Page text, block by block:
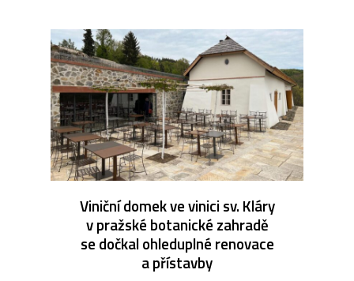
Viniční domek ve vinici sv. Kláry
v pražské botanické zahradě
se dočkal ohleduplné renovace
a přístavby